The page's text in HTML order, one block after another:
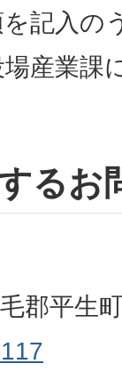
記入の
産業課
るお
郡平生